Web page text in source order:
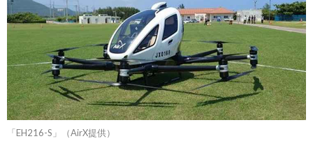
「EH216-S」（AirX提供）